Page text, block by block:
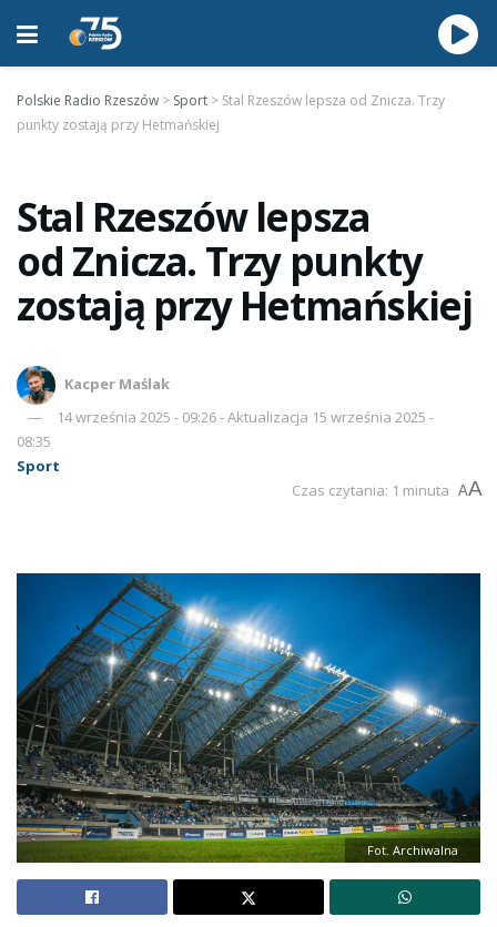
Polskie Radio Rzeszów > Sport > Stal Rzeszów lepsza od Znicza. Trzy
punkty zostają przy Hetmańskiej
Stal Rzeszów lepsza
od Znicza. Trzy punkty
zostają przy Hetmańskiej
Kacper Maślak
14 września 2025 - 09:26 - Aktualizacja 15 września 2025 -
08:35
Sport
Czas czytania: 1 minuta AA
Fot. Archiwalna